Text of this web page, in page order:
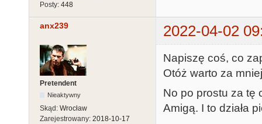
Posty: 448
anx239 2022-04-02
Pretendent
Nieaktywny
Skąd: Wrocław
Zarejestrowany: 2018-10-17
Napiszę coś, co
Otóż warto za
No po prostu za tę
Amigą. I to działa